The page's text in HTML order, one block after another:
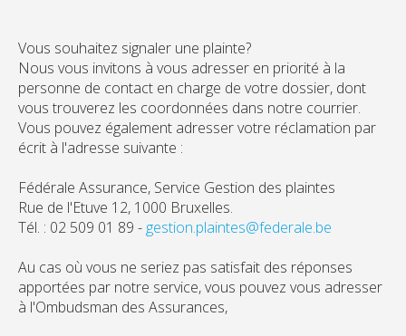
Vous souhaitez signaler une plainte?
Nous vous invitons à vous adresser en priorité à la
personne de contact en charge de votre dossier, dont
vous trouverez les coordonnées dans notre courrier.
Vous pouvez également adresser votre réclamation par
écrit à l'adresse suivante :
Fédérale Assurance, Service Gestion des plaintes
Rue de l'Etuve 12, 1000 Bruxelles.
Tél. : 02 509 01 89 - gestion.plaintes@federale.be
Au cas où vous ne seriez pas satisfait des réponses
apportées par notre service, vous pouvez vous adresser
à l'Ombudsman des Assurances,